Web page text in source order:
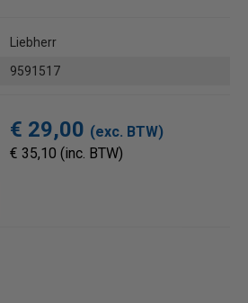
Liebherr
9591517
€ 29,00 (exc. BTW)
€ 35,10 (inc. BTW)